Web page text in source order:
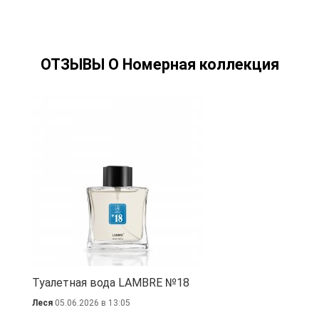
ОТЗЫВЫ О Номерная коллекция
Туалетная вода LAMBRE №18
Леся 05.06.2026 в 13:05